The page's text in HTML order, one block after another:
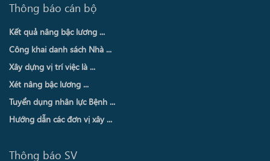
Thông báo cán bộ
Kết quả nâng bậc lương ...
Công khai danh sách Nhà ...
Xây dựng vị trí việc là ...
Xét nâng bậc lương ...
Tuyển dụng nhân lực Bệnh ...
Hướng dẫn các đơn vị xây ...
Thông báo SV